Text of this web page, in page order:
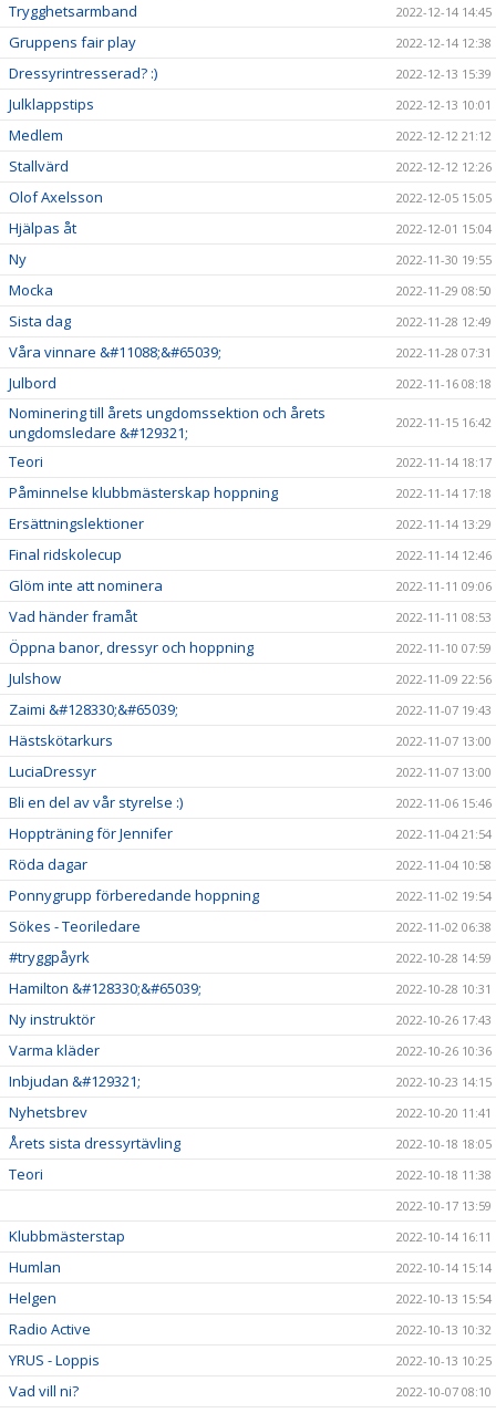
Trygghetsarmband 2022-12-14 14:45
Gruppens fair play 2022-12-14 12:38
Dressyrintresserad? :) 2022-12-13 15:39
Julklappstips 2022-12-13 10:01
Medlem 2022-12-12 21:12
Stallvärd 2022-12-12 12:26
Olof Axelsson 2022-12-05 15:05
Hjälpas åt 2022-12-01 15:04
Ny 2022-11-30 19:55
Mocka 2022-11-29 08:50
Sista dag 2022-11-28 12:49
Våra vinnare &#11088;&#65039; 2022-11-28 07:31
Julbord 2022-11-16 08:18
Nominering till årets ungdomssektion och årets
ungdomsledare &#129321;
2022-11-15 16:42
Teori 2022-11-14 18:17
Påminnelse klubbmästerskap hoppning 2022-11-14 17:18
Ersättningslektioner 2022-11-14 13:29
Final ridskolecup 2022-11-14 12:46
Glöm inte att nominera 2022-11-11 09:06
Vad händer framåt 2022-11-11 08:53
Öppna banor, dressyr och hoppning 2022-11-10 07:59
Julshow 2022-11-09 22:56
Zaimi &#128330;&#65039; 2022-11-07 19:43
Hästskötarkurs 2022-11-07 13:00
LuciaDressyr 2022-11-07 13:00
Bli en del av vår styrelse :) 2022-11-06 15:46
Hoppträning för Jennifer 2022-11-04 21:54
Röda dagar 2022-11-04 10:58
Ponnygrupp förberedande hoppning 2022-11-02 19:54
Sökes - Teoriledare 2022-11-02 06:38
#tryggpåyrk 2022-10-28 14:59
Hamilton &#128330;&#65039; 2022-10-28 10:31
Ny instruktör 2022-10-26 17:43
Varma kläder 2022-10-26 10:36
Inbjudan &#129321; 2022-10-23 14:15
Nyhetsbrev 2022-10-20 11:41
Årets sista dressyrtävling 2022-10-18 18:05
Teori
2022-10-18 11:38
2022-10-17 13:59
Klubbmästerstap 2022-10-14 16:11
Humlan 2022-10-14 15:14
Helgen 2022-10-13 15:54
Radio Active 2022-10-13 10:32
YRUS - Loppis 2022-10-13 10:25
Vad vill ni?
2022-10-07 08:10